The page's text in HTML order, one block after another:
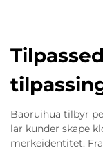
Baoruihua tilbyr
lar kunder skape
merkeidentitet.